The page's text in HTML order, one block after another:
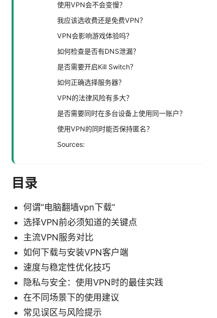
使用VPN会不会变慢？
我应该选收费还是免费VPN？
VPN会影响游戏体验吗？
如何检查是否有DNS泄漏？
是否需要开启Kill Switch？
如何正确选择服务器？
VPN的法律风险有多大？
是否需要同时在多台设备上使用同一账户？
使用VPN的同时能否保持匿名？
Sources:
目录
何谓“电脑翻墙vpn下载”
选择VPN前必须知道的关键点
主流VPN服务对比
如何下载与安装VPN客户端
速度与稳定性优化技巧
隐私与安全：使用VPN时的最佳实践
在不同场景下的使用建议
常见误区与风险提示